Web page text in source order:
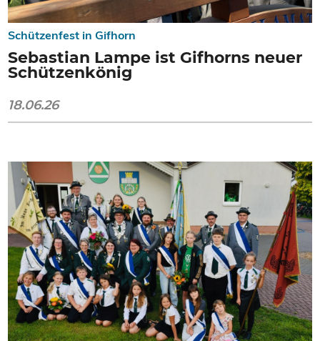
Schützenfest in Gifhorn
Sebastian Lampe ist Gifhorns neuer
Schützenkönig
18.06.26